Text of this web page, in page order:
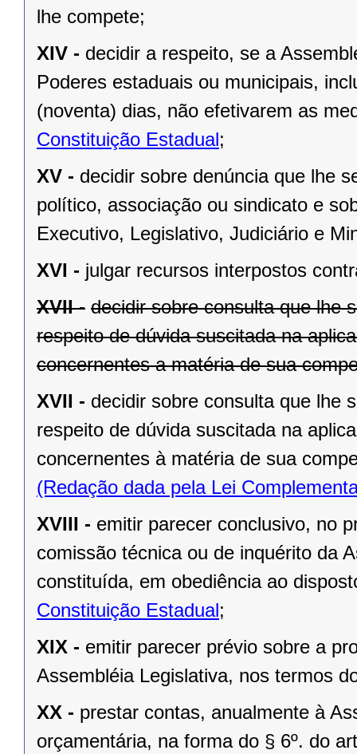
lhe compete;
XIV - decidir a respeito, se a
Poderes estaduais ou municipais,
(noventa) dias, não efetivarem as
Constituição Estadual;
XV - decidir sobre denúncia que lhe
político, associação ou sindicato e
Executivo, Legislativo, Judiciário e
XVI - julgar recursos interpostos
XVII - decidir sobre consulta que lhe
respeito de dúvida suscitada na
concernentes a matéria de sua
XVII - decidir sobre consulta que lhe
respeito de dúvida suscitada na
concernentes à matéria de sua
(Redação dada pela Lei
XVIII - emitir parecer conclusivo, no
comissão técnica ou de inquérito da
constituída, em obediência ao
Constituição Estadual;
XIX - emitir parecer prévio sobre a
Assembléia Legislativa, nos termos
XX - prestar contas, anualmente à
orçamentária, na forma do § 6º. do